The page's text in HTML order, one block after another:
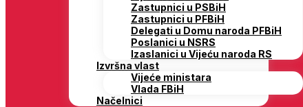
Zastupnici u PSBiH
Zastupnici u PFBiH
Delegati u Domu naroda PFBiH
Poslanici u NSRS
Izaslanici u Vijeću naroda RS
Izvršna vlast
Vijeće ministara
Vlada FBiH
Načelnici